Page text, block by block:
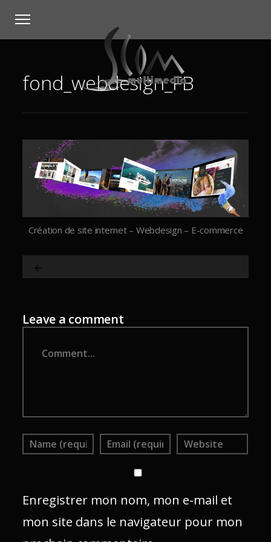
fond_webdesign_FB
Création de site internet – Webdesign – E-commerce
Leave a comment
Enregistrer mon nom, mon e-mail et
mon site dans le navigateur pour mon